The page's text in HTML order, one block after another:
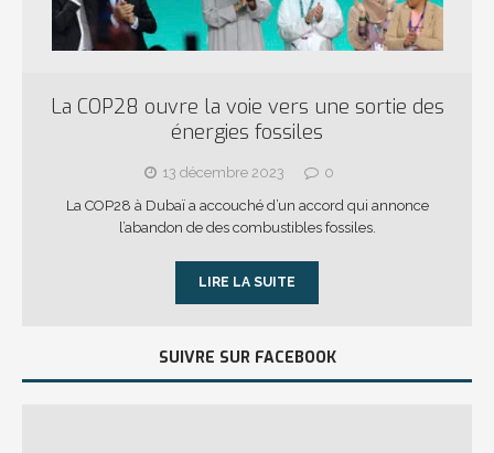
La COP28 ouvre la voie vers une sortie des
énergies fossiles
13 décembre 2023
0
La COP28 à Dubaï a accouché d’un accord qui annonce
l’abandon de des combustibles fossiles.
LIRE LA SUITE
SUIVRE SUR FACEBOOK